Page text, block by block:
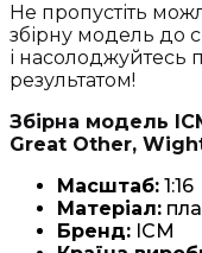
Не пропустіть
збірну модель до
і насолоджуйтесь
результатом!
Збірна модель
Great Other,
Масштаб: 1:16
Матеріал:
Бренд: ICM